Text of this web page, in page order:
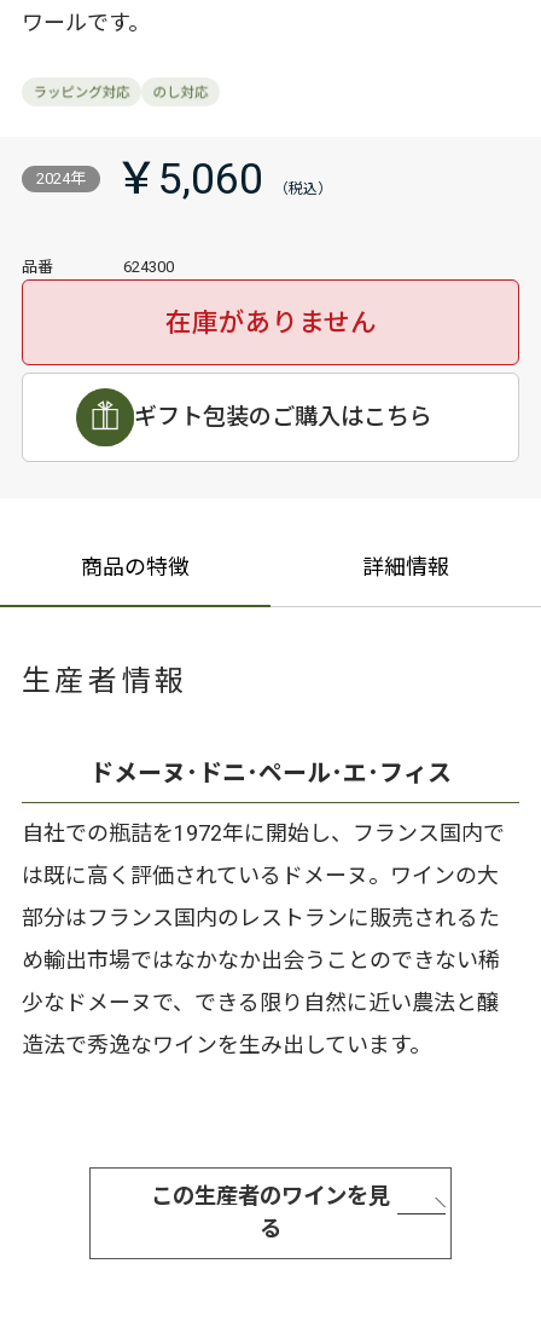
ワールです。
2024年 ￥5,060
品番 624300
在庫がありません
ギフト包装のご購入はこちら
商品の特徴 詳細情報
生産者情報
ドメーヌ･ドニ･ペール･エ･フィス
自社での瓶詰を1972年に開始し、フランス国内で
は既に高く評価されているドメーヌ。ワインの大
部分はフランス国内のレストランに販売されるた
め輸出市場ではなかなか出会うことのできない稀
少なドメーヌで、できる限り自然に近い農法と醸
造法で秀逸なワインを生み出しています。
この生産者のワインを見
る